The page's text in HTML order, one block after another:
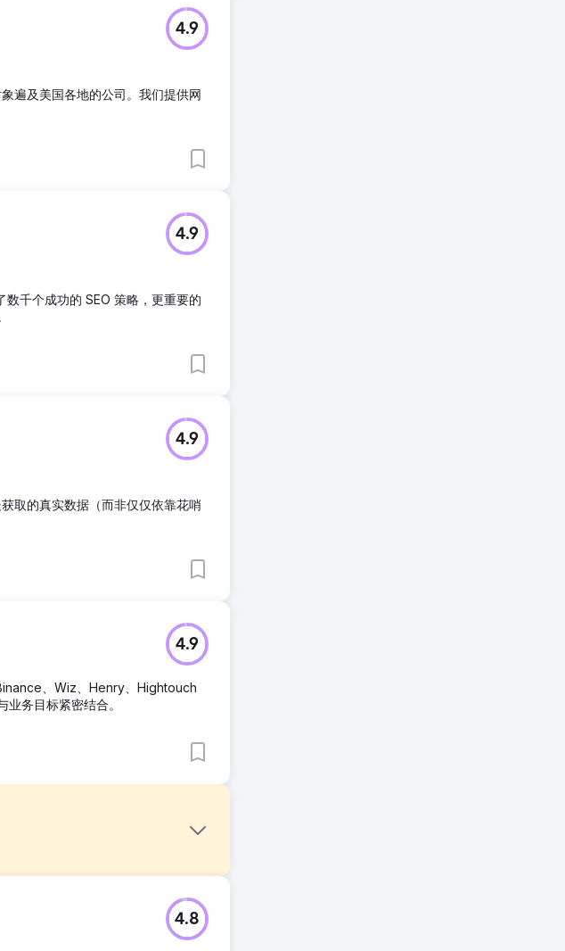
4.9
遍及美国各地的公司。我们提供网
4.9
千个成功的 SEO 策略，更重要的
4.9
取的真实数据（而非仅仅依靠花哨
4.9
、Wiz、Henry、Hightouch
务目标紧密结合。
作流程：开发团队频繁更新，却未与
有力的 SEO 策略才能脱颖而出。
4.8